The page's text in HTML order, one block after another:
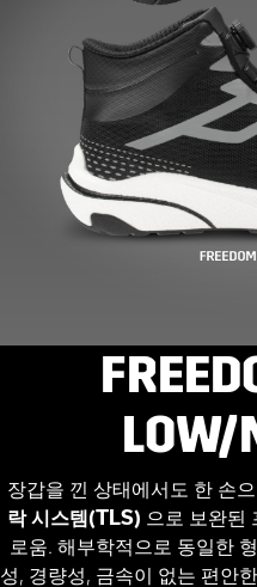
LOW/
장갑을 낀 상태에서도 한 손
락 시스템(TLS) 으로 보완된
로움. 해부학적으로 동일한
성, 경량성, 금속이 없는 편안